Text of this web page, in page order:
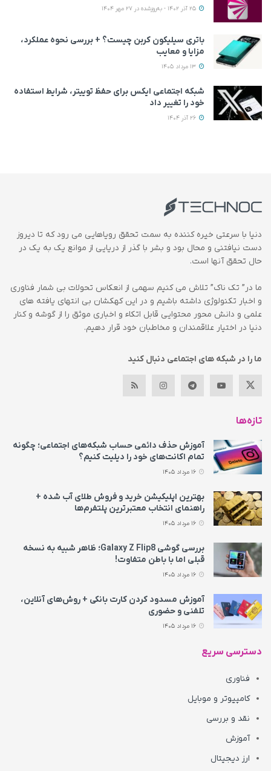
باتری سیلیکون کربن چیست؟ + بررسی نحوه عملکرد،
مزایا و معایب
شبکه اجتماعی ایکس برای حفظ توییتر، شرایط استفاده
خود را تغییر داد
دنیا با سرعتی خیره کننده به سمت تحقق رویاهایی می رود که تا دیروز
دست نیافتنی و محال بود و بشر با گذر از دریایی از موانع یک به یک در
حال تحقق آنها است.
ما در” تک ناک” تلاش می کنیم سهمی از انعکاس تحولات بی شمار فناوری
و اخبار تکنولوژی داشته باشیم و در این کهکشان بی انتهای یافته های
علمی و دانش محور محتوایی قابل اتکاء و اخباری موثق را از گوشه و کنار
دنیا در اختیار علاقمندان و مخاطبان خود قرار دهیم.
ما را در شبکه های اجتماعی دنبال کنید
تازه‌ها
آموزش حذف دائمی حساب شبکه‌های اجتماعی؛ چگونه
تمام اکانت‌های خود را دیلیت کنیم؟
بهترین اپلیکیشن خرید و فروش طلای آب شده +
راهنمای انتخاب معتبرترین پلتفرم‌ها
بررسی گوشی Galaxy Z Flip8؛ ظاهر شبیه به نسخه
قبلی اما با باطن متفاوت!
آموزش مسدود کردن کارت بانکی + روش‌های آنلاین،
تلفنی و حضوری
دسترسی سریع
فناوری
کامپیوتر و موبایل
نقد و بررسی
آموزش
ارز دیجیتال